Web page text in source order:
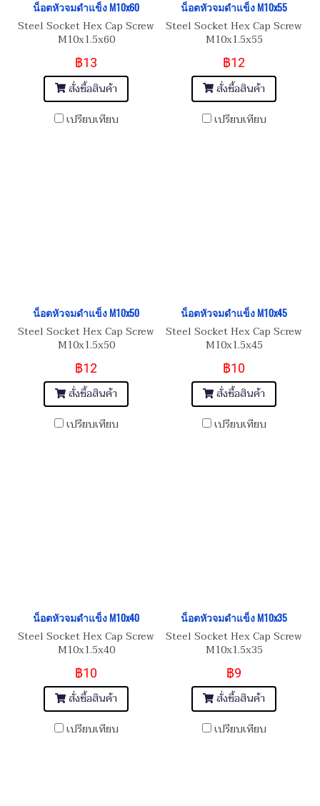
น็อตหัวจมดำแข็ง M10x60
Steel Socket Hex Cap Screw
M10x1.5x60
฿13
สั่งซื้อสินค้า
เปรียบเทียบ
น็อตหัวจมดำแข็ง M10x55
Steel Socket Hex Cap Screw
M10x1.5x55
฿12
สั่งซื้อสินค้า
เปรียบเทียบ
น็อตหัวจมดำแข็ง M10x50
Steel Socket Hex Cap Screw
M10x1.5x50
฿12
สั่งซื้อสินค้า
เปรียบเทียบ
น็อตหัวจมดำแข็ง M10x45
Steel Socket Hex Cap Screw
M10x1.5x45
฿10
สั่งซื้อสินค้า
เปรียบเทียบ
น็อตหัวจมดำแข็ง M10x40
Steel Socket Hex Cap Screw
M10x1.5x40
฿10
สั่งซื้อสินค้า
เปรียบเทียบ
น็อตหัวจมดำแข็ง M10x35
Steel Socket Hex Cap Screw
M10x1.5x35
฿9
สั่งซื้อสินค้า
เปรียบเทียบ